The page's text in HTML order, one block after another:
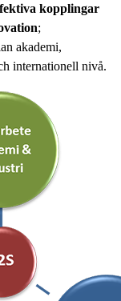
kopplingar
;
akademi,
internationell nivå.